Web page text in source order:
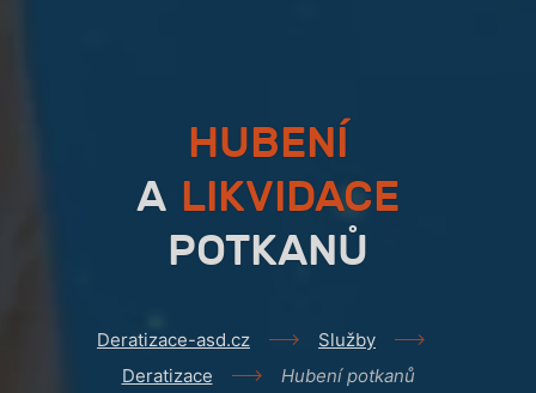
HUBENÍ
A LIKVIDACE
POTKANŮ
Deratizace-asd.cz
Služby
Deratizace
Hubení potkanů